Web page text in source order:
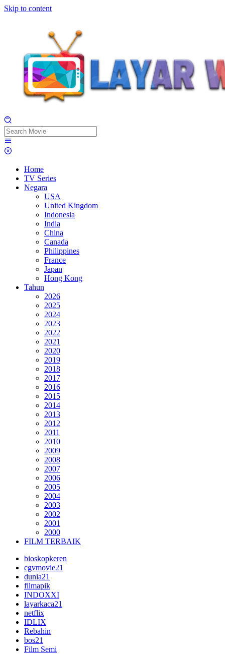
Skip to content
Home
TV Series
Negara
USA
United Kingdom
Indonesia
India
China
Canada
Philippines
France
Japan
Hong Kong
Tahun
2026
2025
2024
2023
2022
2021
2020
2019
2018
2017
2016
2015
2014
2013
2012
2011
2010
2009
2008
2007
2006
2005
2004
2003
2002
2001
2000
FILM TERBAIK
bioskopkeren
cgvmovie21
dunia21
filmapik
INDOXXI
layarkaca21
netflix
IDLIX
Rebahin
bos21
Film Semi